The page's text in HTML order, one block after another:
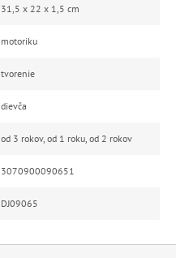
31,5 x 22 x 1,5 cm
motoriku
tvorenie
dievča
od 3 rokov, od 1 roku, od 2 rokov
3070900090651
DJ09065